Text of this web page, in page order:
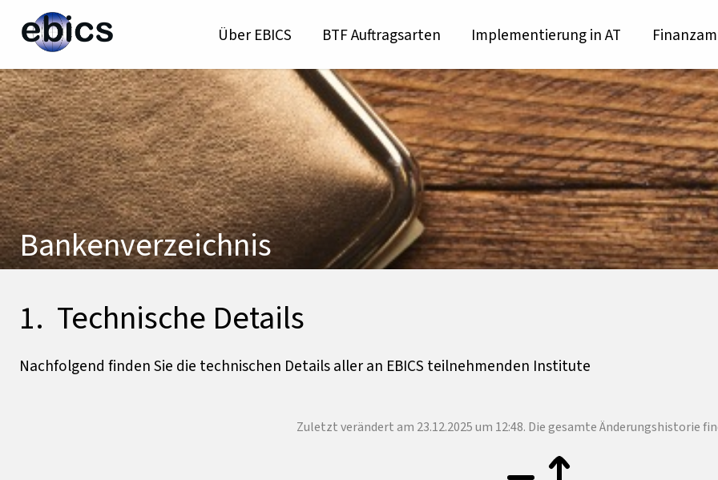
Über EBICS BTF Auftragsarten Implementierung in AT
Bankenverzeichnis
Technische Details
Nachfolgend finden Sie die technischen Details aller an EBICS teilnehmenden Institute
Zuletzt verändert am 23.12.2025 um 12:48. Die gesamte Änderungshistorie